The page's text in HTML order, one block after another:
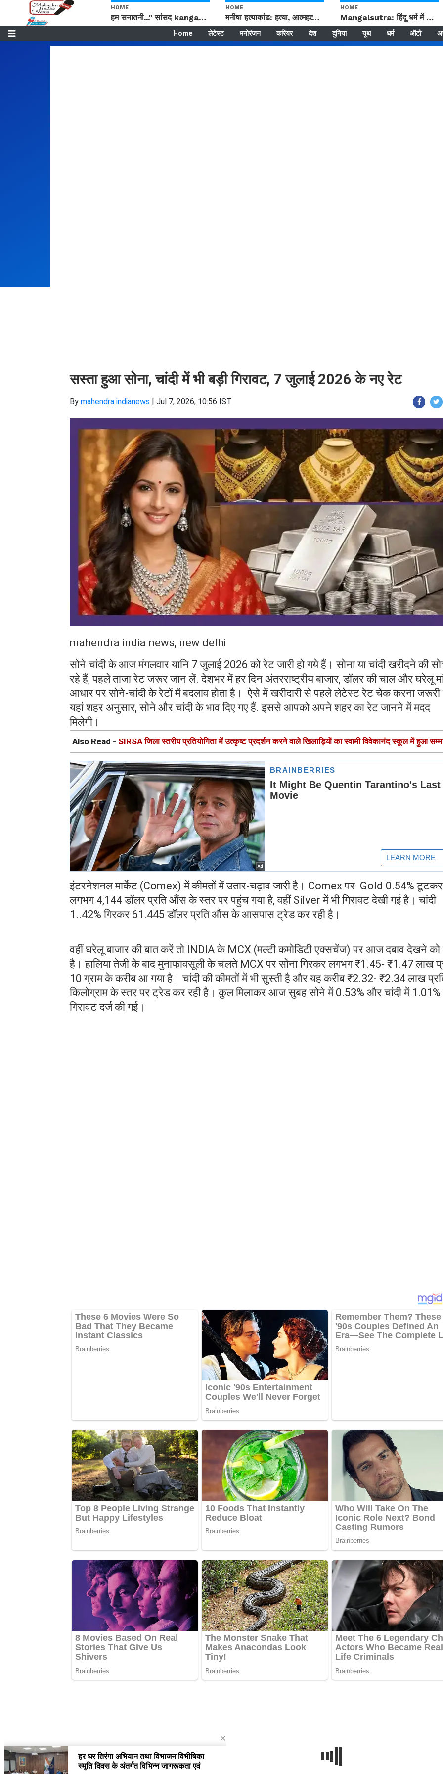
HOME
हम सनातनी..." सांसद kangana Ranaut से क्या बोली लड़की? Viral Jantar-Mantar | CJP protest
HOME
मनीषा हत्याकांड: हत्या, आत्महत्या या कोई बड़ा राज? | Full Story | Josh Haryana
HOME
Mangalsutra: हिंदू धर्म में शादी के बाद मंगलसूत्र क्यों पहनती है महिलाएं, किसने शुरु की ये परंपरा
Home लेटेस्ट मनोरंजन करियर देश दुनिया यूथ धर्म ऑटो
सस्ता हुआ सोना, चांदी में भी बड़ी गिरावट, 7 जुलाई 2026 के नए रेट
By mahendra indianews | Jul 7, 2026, 10:56 IST
mahendra india news, new delhi
सोने चांदी के आज मंगलवार यानि 7 जुलाई 2026 को रेट जारी हो गये हैं। सोना या चांदी खरीदने की
रहे हैं, पहले ताजा रेट जरूर जान लें. देशभर में हर दिन अंतरराष्ट्रीय बाजार, डॉलर की चाल और घरेलू
आधार पर सोने-चांदी के रेटों में बदलाव होता है। ऐसे में खरीदारी से पहले लेटेस्ट रेट चेक करना जरूरी
यहां शहर अनुसार, सोने और चांदी के भाव दिए गए हैं. इससे आपको अपने शहर का रेट जानने में मदद
मिलेगी।
Also Read - SIRSA जिला स्तरीय प्रतियोगिता में उत्कृष्ट प्रदर्शन करने वाले खिलाड़ियों का स्वामी विवेकानंद स्कूल में हुआ
इंटरनेशनल मार्केट (Comex) में कीमतों में उतार-चढ़ाव जारी है। Comex पर Gold 0.54% टूटकर
लगभग 4,144 डॉलर प्रति औंस के स्तर पर पहुंच गया है, वहीं Silver में भी गिरावट देखी गई है। चांदी
1..42% गिरकर 61.445 डॉलर प्रति औंस के आसपास ट्रेड कर रही है।
वहीं घरेलू बाजार की बात करें तो INDIA के MCX (मल्टी कमोडिटी एक्सचेंज) पर आज दबाव देखने को
है। हालिया तेजी के बाद मुनाफावसूली के चलते MCX पर सोना गिरकर लगभग ₹1.45- ₹1.47 लाख
10 ग्राम के करीब आ गया है। चांदी की कीमतों में भी सुस्ती है और यह करीब ₹2.32- ₹2.34 लाख
किलोग्राम के स्तर पर ट्रेड कर रही है। कुल मिलाकर आज सुबह सोने में 0.53% और चांदी में 1.01%
गिरावट दर्ज की गई।